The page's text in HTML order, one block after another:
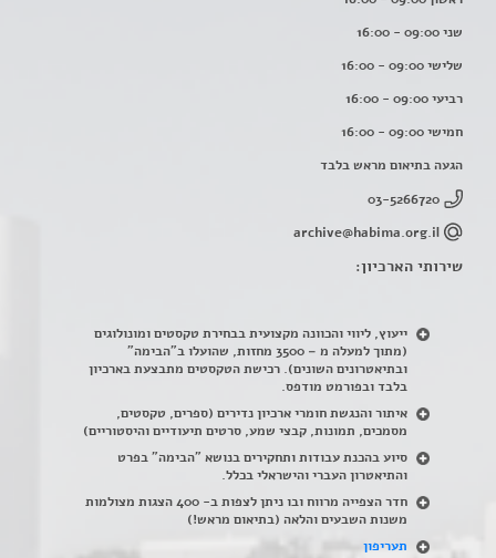
שני 09:00 - 16:00
שלישי 09:00 - 16:00
רביעי 09:00 - 16:00
חמישי 09:00 - 16:00
הגעה בתיאום מראש בלבד
03-5266720
archive@habima.org.il
שירותי הארכיון:
ייעוץ, ליווי והכוונה מקצועית בבחירת טקסטים ומונולוגים
(מתוך למעלה מ – 3500 מחזות, שהועלו ב"הבימה"
ובתיאטרונים השונים). רכישת הטקסטים מתבצעת בארכיון
בלבד ובפורמט מודפס.
איתור והנגשת חומרי ארכיון נדירים (ספרים, טקסטים,
מסמכים, תמונות, קבצי שמע, סרטים תיעודיים והיסטוריים)
סיוע בהכנת עבודות ותחקירים בנושא "הבימה" בפרט
והתיאטרון העברי והישראלי בכלל.
חדר הצפייה מרווח ובו ניתן לצפות ב- 400 הצגות מצולמות
משנות השבעים והלאה (בתיאום מראש!)
תעריפון